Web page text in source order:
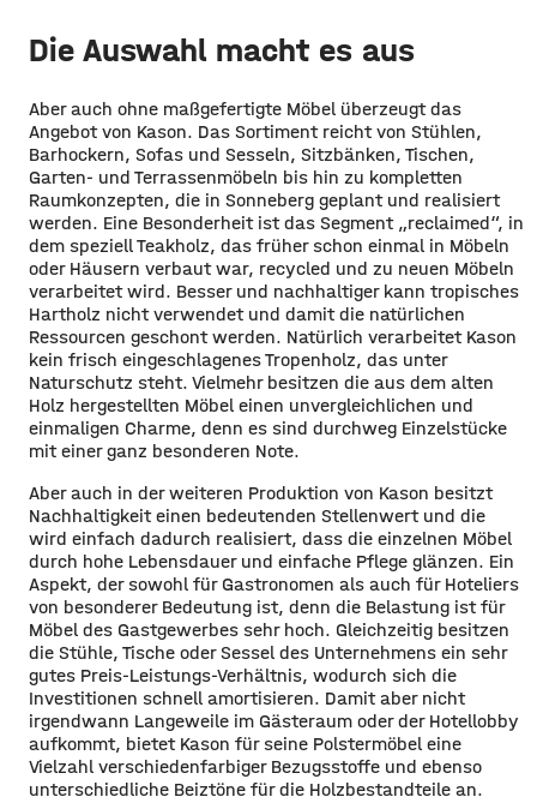
Die Auswahl macht es aus
Aber auch ohne maßgefertigte Möbel überzeugt das
Angebot von Kason. Das Sortiment reicht von Stühlen,
Barhockern, Sofas und Sesseln, Sitzbänken, Tischen,
Garten- und Terrassenmöbeln bis hin zu kompletten
Raumkonzepten, die in Sonneberg geplant und realisiert
werden. Eine Besonderheit ist das Segment „reclaimed“, in
dem speziell Teakholz, das früher schon einmal in Möbeln
oder Häusern verbaut war, recycled und zu neuen Möbeln
verarbeitet wird. Besser und nachhaltiger kann tropisches
Hartholz nicht verwendet und damit die natürlichen
Ressourcen geschont werden. Natürlich verarbeitet Kason
kein frisch eingeschlagenes Tropenholz, das unter
Naturschutz steht. Vielmehr besitzen die aus dem alten
Holz hergestellten Möbel einen unvergleichlichen und
einmaligen Charme, denn es sind durchweg Einzelstücke
mit einer ganz besonderen Note.
Aber auch in der weiteren Produktion von Kason besitzt
Nachhaltigkeit einen bedeutenden Stellenwert und die
wird einfach dadurch realisiert, dass die einzelnen Möbel
durch hohe Lebensdauer und einfache Pflege glänzen. Ein
Aspekt, der sowohl für Gastronomen als auch für Hoteliers
von besonderer Bedeutung ist, denn die Belastung ist für
Möbel des Gastgewerbes sehr hoch. Gleichzeitig besitzen
die Stühle, Tische oder Sessel des Unternehmens ein sehr
gutes Preis-Leistungs-Verhältnis, wodurch sich die
Investitionen schnell amortisieren. Damit aber nicht
irgendwann Langeweile im Gästeraum oder der Hotellobby
aufkommt, bietet Kason für seine Polstermöbel eine
Vielzahl verschiedenfarbiger Bezugsstoffe und ebenso
unterschiedliche Beiztöne für die Holzbestandteile an.